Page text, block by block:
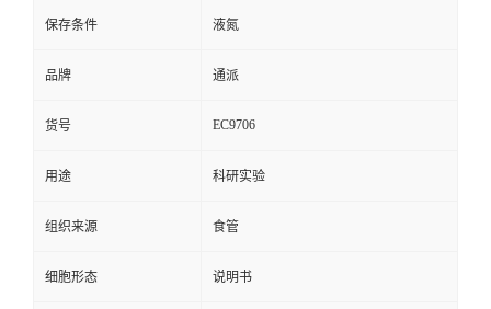
保存条件 液氮
品牌 通派
货号 EC9706
用途 科研实验
组织来源 食管
细胞形态 说明书